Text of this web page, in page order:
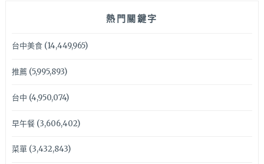
熱門關鍵字
台中美食(14,449,965)
推薦(5,995,893)
台中 (4,950,074)
早午餐(3,606,402)
菜單(3,432,843)